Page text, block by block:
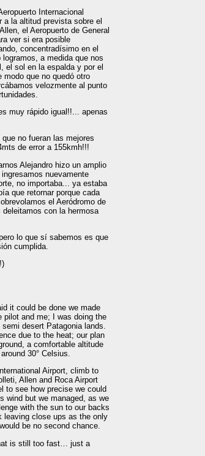
Internacional
a la altitud prevista sobre el
el Aeropuerto de General
ver si era posible
concentradísimo en el
a medida que nos
el sol en la espalda y por el
que no quedó otro
velozmente al punto
muy rápido igual!!... apenas
no fueran las mejores
de error a 155kmh!!!
Alejandro hizo un amplio
nuevamente
no importaba... ya estaba
que retornar porque cada
el Aeródromo de
con la hermosa
lo que sí sabemos es que
cumplida.
it could be done we made
pilot and me; I was doing the
desert Patagonia lands.
due to the heat; our plan
a comfortable altitude
30° Celsius.
Airport, climb to
Allen and Roca Airport
to see how precise we could
wind but we managed, as we
with the sun to our backs
leaving close ups as the only
be no second chance.
is still too fast… just a